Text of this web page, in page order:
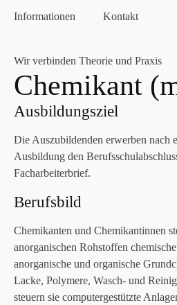
Informationen Kontakt
Wir verbinden Theorie und Praxis
Chemikant
Ausbildungsziel
Die Auszubildenden erwerben nach
Ausbildung den
Facharbeiterbrief.
Berufsbild
Chemikanten und Chemikantinnen
anorganischen Rohstoffen
anorganische und organische
Lacke, Polymere, Wasch- und
steuern sie computergestützte